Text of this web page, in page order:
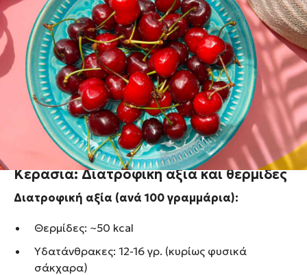
Υπάρχουν δύο κύριες ποικιλίες κερασιών: Τα γλυκά,
κατακόκκινα, ζουμερά με τραγανή σάρκα και τα
ξινά, ανοιχτόχρωμα πετροκέρασα με κρουστή
τραγανή σάρκα και υπόξινη γεύση. Τα κεράσια δεν
είναι μόνο απολαυστικά, αλλά και ιδιαίτερα
ωφέλιμα για την υγεία. Διαθέτουν ένα εντυπωσιακό
διατροφικό προφίλ.
Κεράσια: Διατροφική αξία και θερμίδες
Διατροφική αξία (ανά 100 γραμμάρια):
Θερμίδες: ~50 kcal
Υδατάνθρακες: 12-16 γρ. (κυρίως φυσικά
σάκχαρα)